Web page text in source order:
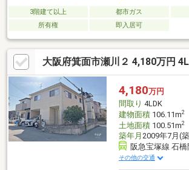
3階建て以上 都市ガス
所有権
即入居可
大阪府箕面市瀬川２ 4,180万円
4,180万円
間取り 4LDK
建物面積106.11m2
土地面積100.51m2
築年月 2009年7月(
阪急宝塚線 石
その他の交通